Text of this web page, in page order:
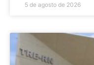
5 de agosto de 2026